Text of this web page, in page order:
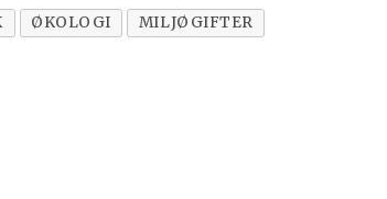
ØKOLOGI MILJØGIFTER